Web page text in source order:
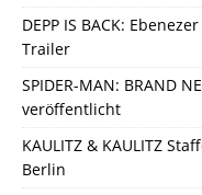
DEPP IS BACK:
Trailer
SPIDER-MAN: BRAND
veröffentlicht
KAULITZ & KAULITZ
Berlin